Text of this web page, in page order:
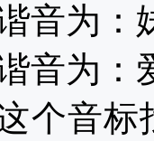
为：
为：
音标